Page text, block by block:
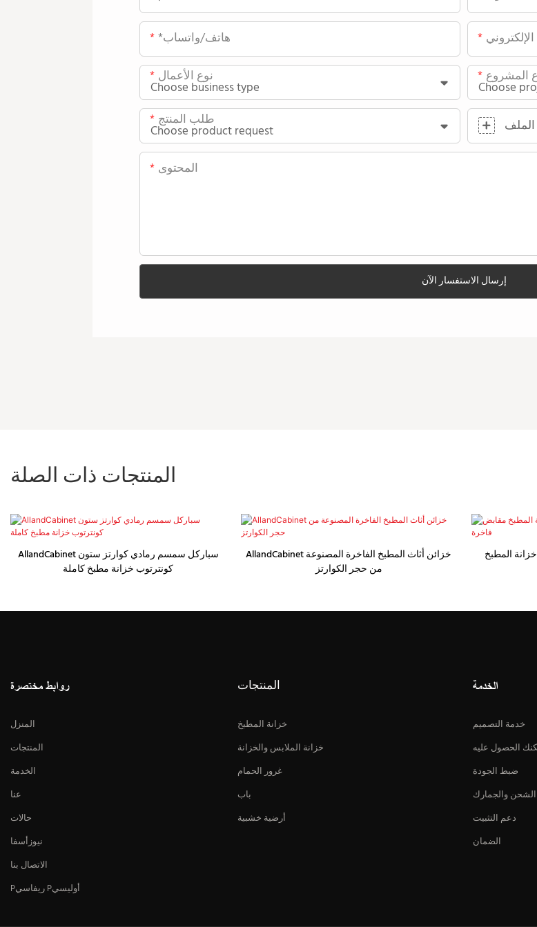
*هاتف/واتساب الإلكتروني
نوع الأعمال المشروع
طلب المنتج
المحتوى
إرسال الاستفسار الآن
المنتجات ذات الصلة
AllandCabinet سباركل سمسم رمادي كوارتز ستون
كونترتوب خزانة مطبخ كاملة
AllandCabinet خزائن أثاث المطبخ الفاخرة المصنوعة
من حجر الكوارتز
المطبخ
روابط مختصرة
المنزل
المنتجات
الخدمة
عنا
حالات
نيوزأسفا
الاتصال بنا
Pريفاسي Pأوليسي
المنتجات
خزانة المطبخ
خزانة الملابس والخزانة
غرور الحمام
باب
أرضية خشبية
الخدمة
خدمة التصميم
الحصول عليه
ضبط الجودة
والجمارك
دعم التثبيت
الضمان